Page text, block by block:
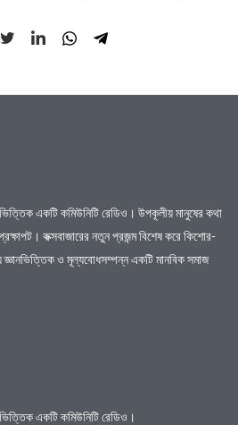
একটি কমিউনিটি রেডিও। উপকূলীয় মানুষের কথা
কক্সবাজারের নতুন প্রজন্ম বিশেষ করে কিশোর-
জ্ঞানভিত্তিক ও মূল্যবোধসম্পন্ন একটি মানবিক সমাজ
একটি কমিউনিটি রেডিও।